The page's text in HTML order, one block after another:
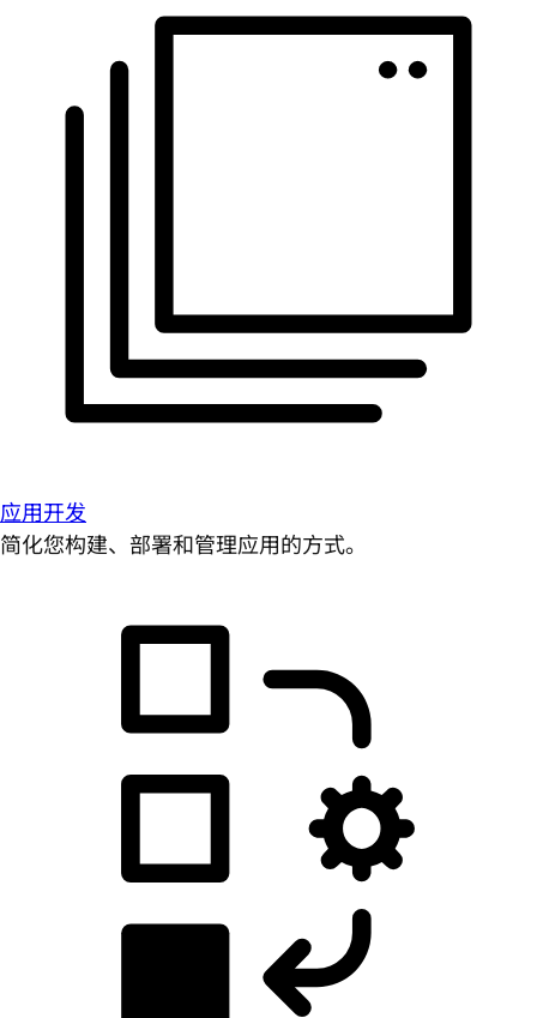
应用开发
简化您构建、部署和管理应用的方式。